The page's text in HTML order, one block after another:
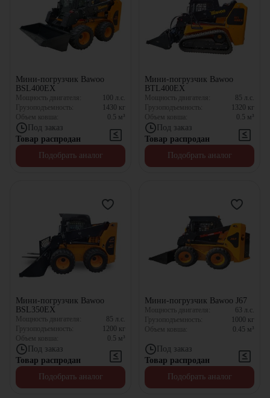
Мини-погрузчик Bawoo
BSL400EX
Мощность двигателя: 100 л.с.
Грузоподъемность:
1430 кг
Объем ковша:
0.5 м³
Под заказ
Товар распродан
Подобрать аналог
Мини-погрузчик Bawoo
BTL400EX
Мощность двигателя: 85 л.с.
Грузоподъемность:
1320 кг
Объем ковша:
0.5 м³
Под заказ
Товар распродан
Подобрать аналог
Мини-погрузчик Bawoo
BSL350EX
Мощность двигателя: 85 л.с.
Грузоподъемность:
1200 кг
Объем ковша:
0.5 м³
Под заказ
Товар распродан
Подобрать аналог
Мини-погрузчик Bawoo J67
Мощность двигателя: 63 л.с.
Грузоподъемность:
1000 кг
Объем ковша:
0.45 м³
Под заказ
Товар распродан
Подобрать аналог